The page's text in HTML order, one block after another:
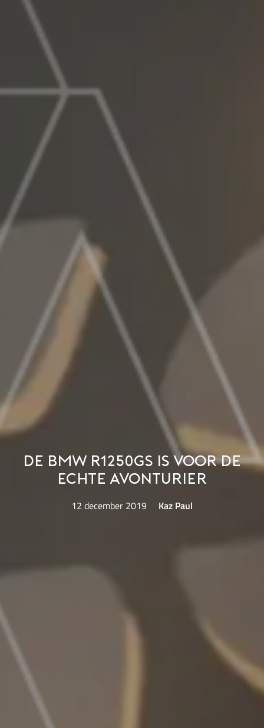
De BMW R1250GS is voor de
echte avonturier
12 december 2019 Kaz Paul